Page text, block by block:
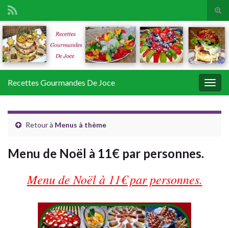
Search for:
Recettes Gourmandes De Joce
Retour à Menus à thème
Menu de Noël à 11€ par personnes.
Menu de Noël à 11€ par personnes.